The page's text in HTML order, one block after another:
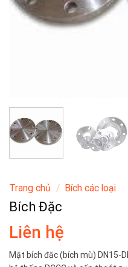
Trang chủ / Bích các loại
Bích Đặc
Liên hệ
Mặt bích đặc (bích mù) DN15-